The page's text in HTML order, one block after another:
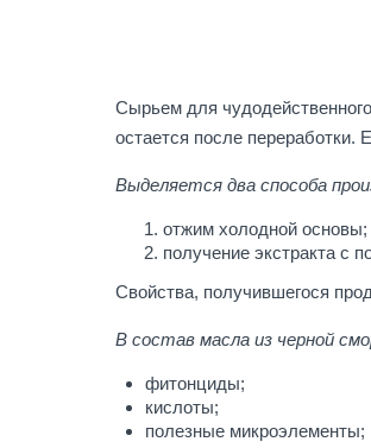
Сырьем для
остается после переработки.
Выделяется два способа
отжим холодной основы;
получение экстракта с
Свойства, получившегося
В состав масла из черной
фитонциды;
кислоты;
полезные микроэлементы;